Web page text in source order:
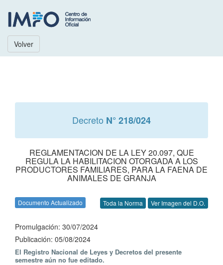
Volver
Decreto N° 218/024
REGLAMENTACION DE LA LEY 20.097, QUE
REGULA LA HABILITACION OTORGADA A LOS
PRODUCTORES FAMILIARES, PARA LA FAENA DE
ANIMALES DE GRANJA
Documento Actualizado Toda la Norma Ver Imagen del D.O.
Promulgación: 30/07/2024
Publicación: 05/08/2024
El Registro Nacional de Leyes y Decretos del presente
semestre aún no fue editado.